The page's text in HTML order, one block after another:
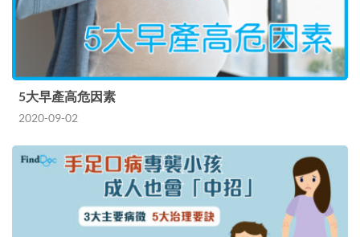
5大早產高危因素
2020-09-02